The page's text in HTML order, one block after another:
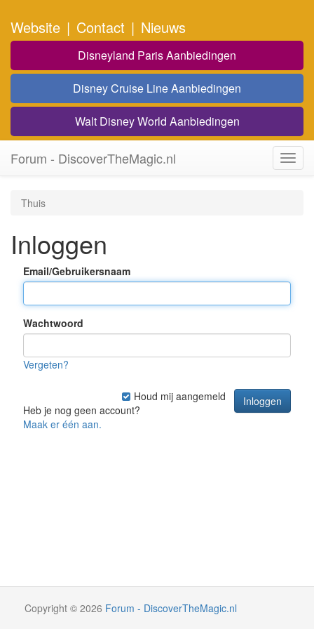
Website | Contact | Nieuws
Disneyland Paris Aanbiedingen
Disney Cruise Line Aanbiedingen
Walt Disney World Aanbiedingen
Forum - DiscoverTheMagic.nl
Thuis
Inloggen
Email/Gebruikersnaam
Wachtwoord
Vergeten?
Houd mij aangemeld
Heb je nog geen account?
Maak er één aan.
Copyright © 2026 Forum - DiscoverTheMagic.nl